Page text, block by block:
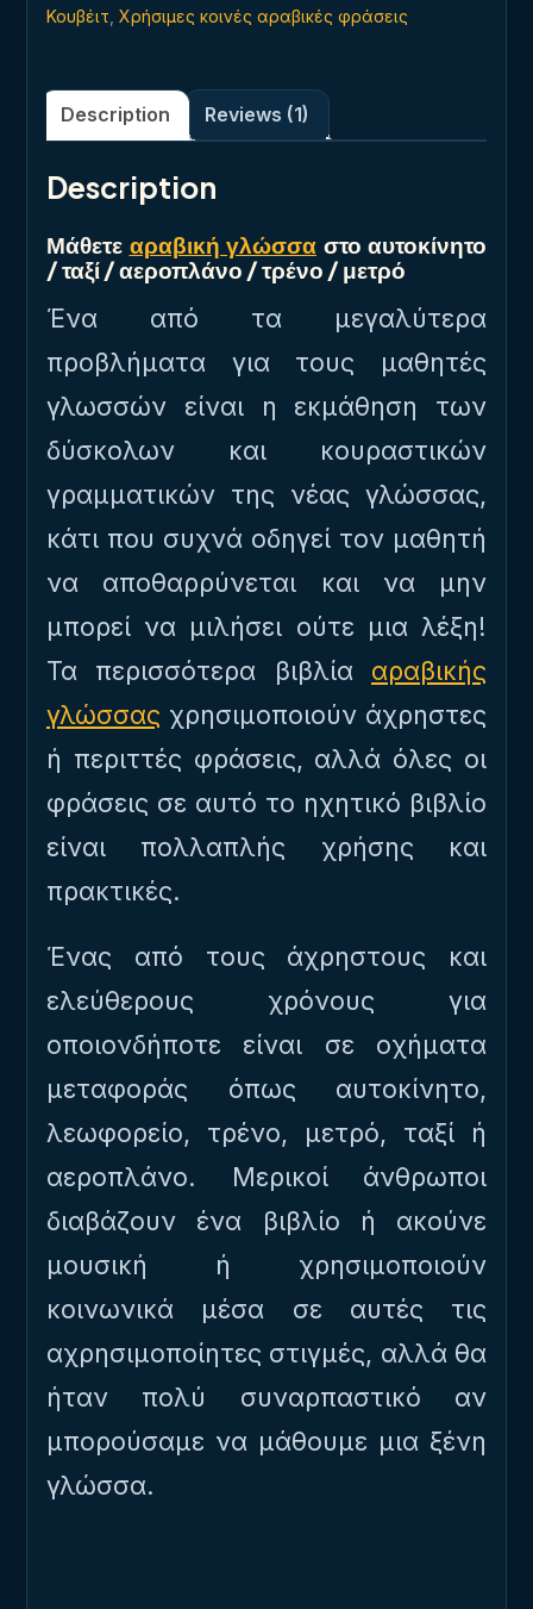
Κουβέιτ Χρήσιμες κοινές αραβικές φράσεις
Description Reviews (1)
Description
Μάθετε αραβική γλώσσα στο αυτοκίνητο
/ ταξί / αεροπλάνο / τρένο / μετρό
Ένα από τα μεγαλύτερα
προβλήματα για τους μαθητές
γλωσσών είναι η εκμάθηση των
δύσκολων και κουραστικών
γραμματικών της νέας γλώσσας,
κάτι που συχνά οδηγεί τον μαθητή
να αποθαρρύνεται και να μην
μπορεί να μιλήσει ούτε μια λέξη!
Τα περισσότερα βιβλία αραβικής
γλώσσας χρησιμοποιούν άχρηστες
ή περιττές φράσεις, αλλά όλες οι
φράσεις σε αυτό το ηχητικό βιβλίο
είναι πολλαπλής χρήσης και
πρακτικές.
Ένας από τους άχρηστους και
ελεύθερους χρόνους για
οποιονδήποτε είναι σε οχήματα
μεταφοράς όπως αυτοκίνητο,
λεωφορείο, τρένο, μετρό, ταξί ή
αεροπλάνο. Μερικοί άνθρωποι
διαβάζουν ένα βιβλίο ή ακούνε
μουσική ή χρησιμοποιούν
κοινωνικά μέσα σε αυτές τις
αχρησιμοποίητες στιγμές, αλλά θα
ήταν πολύ συναρπαστικό αν
μπορούσαμε να μάθουμε μια ξένη
γλώσσα.